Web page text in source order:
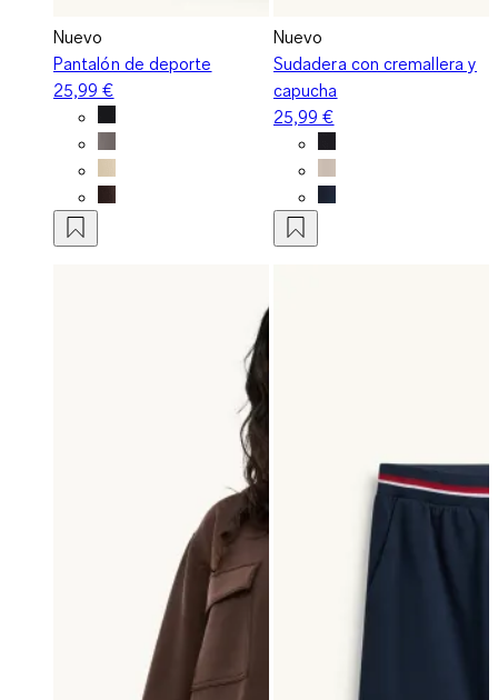
Nuevo
Pantalón de deporte
25,99 €
Nuevo
Sudadera con cremallera y
capucha
25,99 €